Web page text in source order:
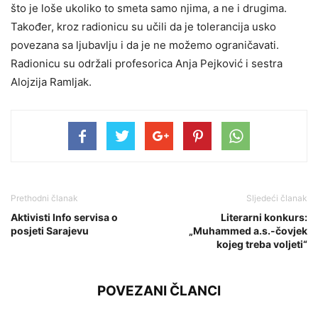
što je loše ukoliko to smeta samo njima, a ne i drugima.
Također, kroz radionicu su učili da je tolerancija usko
povezana sa ljubavlju i da je ne možemo ograničavati.
Radionicu su održali profesorica Anja Pejković i sestra
Alojzija Ramljak.
Prethodni članak
Aktivisti Info servisa o
posjeti Sarajevu
Sljedeći članak
Literarni konkurs:
„Muhammed a.s.-čovjek
kojeg treba voljeti“
POVEZANI ČLANCI